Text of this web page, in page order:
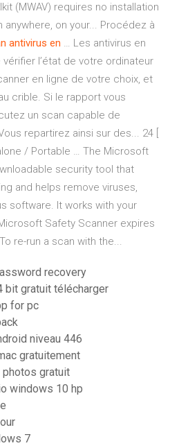
(MWAV) requires no installation
on your... Procédez à
antivirus en … Les antivirus en
l’état de votre ordinateur
en ligne de votre choix, et
crible. Si le rapport vous
un scan capable de
repartirez ainsi sur des... 24 [
/ Portable … The Microsoft
security tool that
and helps remove viruses,
software. It works with your
Safety Scanner expires
re-run a scan with the...
recovery
bit gratuit télécharger
for pc
niveau 446
gratuitement
gratuit
windows 10 hp
7